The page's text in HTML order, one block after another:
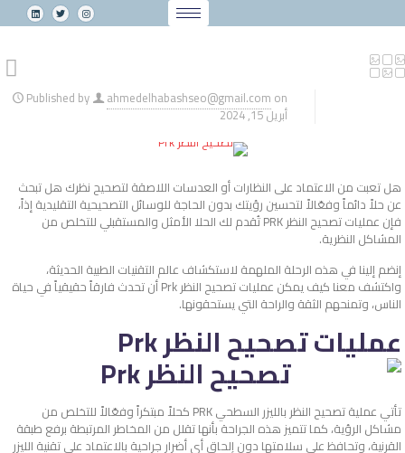
Published by ahmedelhabashseo@gmail.com on
أبريل 15, 2024
هل تعبت من الاعتماد على النظارات أو العدسات اللاصقة لتصحيح نظرك هل تبحث
عن حلاً دائماً وفعّالاً لتحسين رؤيتك بدون الحاجة للوسائل التصحيحية التقليدية إذاً،
فإن عمليات تصحيح النظر PRK تُقدم لك الحلا الأمثل والمستقبلي للتخلص من
المشاكل النظرية.
إنضم إلينا في هذه الرحلة الملهمة لاستكشاف عالم التقنيات الطبية الحديثة،
واكتشف معنا كيف يمكن عمليات تصحيح النظر Prk أن تحدث فارقاً حقيقياً في حياة
الناس، وتمنحهم الثقة والراحة التي يستحقونها.
عمليات تصحيح النظر Prk
تأتي عملية تصحيح النظر بالليزر السطحي PRK كحلاً مبتكراً وفعّالاً للتخلص من
مشاكل الرؤية، كما تتميز هذه الجراحة بأنها تقلل من المخاطر المرتبطة برفع طبقة
القرنية، وتحافظ على سلامتها دون إلحاق أي أضرار جراحية بالاعتماد على تقنية الليزر